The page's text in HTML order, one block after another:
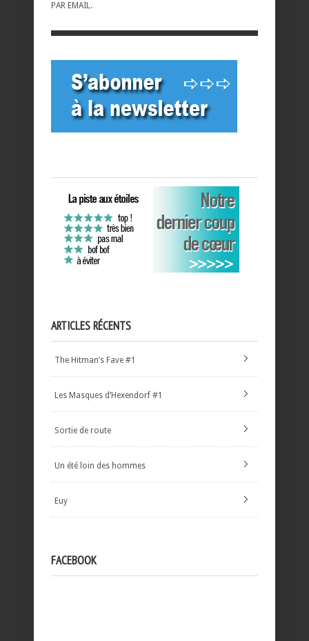
PAR EMAIL.
ARTICLES RÉCENTS
The Hitman’s Fave #1
Les Masques d’Hexendorf #1
Sortie de route
Un été loin des hommes
Euy
FACEBOOK